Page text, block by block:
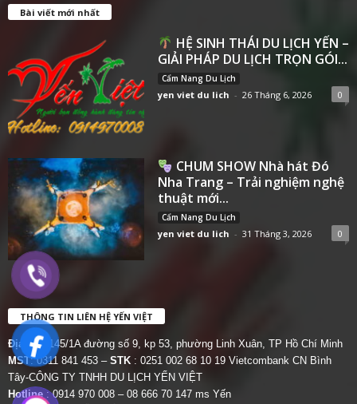
Bài viết mới nhất
HỆ SINH THÁI DU LỊCH YẾN –
GIẢI PHÁP DU LỊCH TRỌN GÓI...
Cẩm Nang Du Lịch
yen viet du lich - 26 Tháng 6, 2026 0
CHUM SHOW Nhà hát Đó
Nha Trang – Trải nghiệm nghệ
thuật mới...
Cẩm Nang Du Lịch
yen viet du lich - 31 Tháng 3, 2026 0
THÔNG TIN LIÊN HỆ YẾN VIỆT
Địa chỉ: 145/1A đường số 9, kp 53, phường Linh Xuân, TP Hồ Chí Minh
MST: 0311 841 453 – STK : 0251 002 68 10 19 Vietcombank CN Bình
Tây-CÔNG TY TNHH DU LỊCH YẾN VIỆT
Hotline : 0914 970 008 – 08 666 70 147 ms Yến